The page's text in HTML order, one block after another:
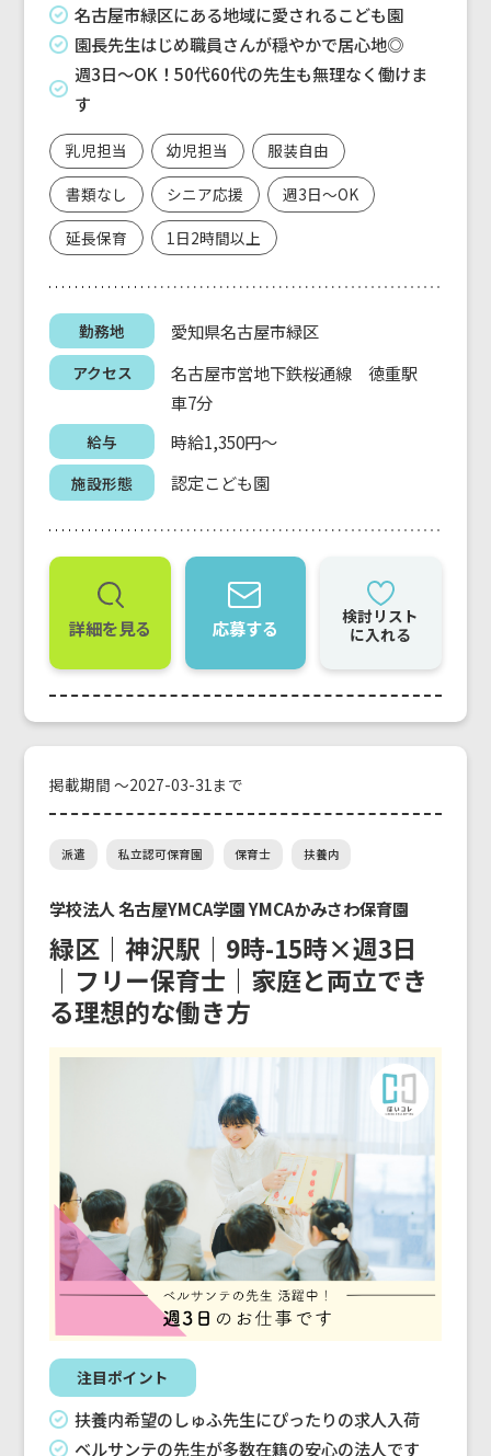
名古屋市緑区にある地域に愛されるこども園
園長先生はじめ職員さんが穏やかで居心地◎
週3日～OK！50代60代の先生も無理なく働けま
す
乳児担当 幼児担当
服装自由
書類なし
シニア応援
週3日～OK
延長保育
1日2時間以上
勤務地 愛知県名古屋市緑区
アクセス
名古屋市営地下鉄桜通線 徳重駅
車7分
給与 時給1,350円～
施設形態 認定こども園
詳細を見る 応募する
検討リスト
に入れる
掲載期間 ～2027-03-31まで
派遣 私立認可保育園 保育士 扶養内
学校法人 名古屋YMCA学園 YMCAかみさわ保育園
緑区｜神沢駅｜9時-15時×週3日
｜フリー保育士｜家庭と両立でき
る理想的な働き方
注目ポイント
扶養内希望のしゅふ先生にぴったりの求人入荷
ベルサンテの先生が多数在籍の安心の法人です